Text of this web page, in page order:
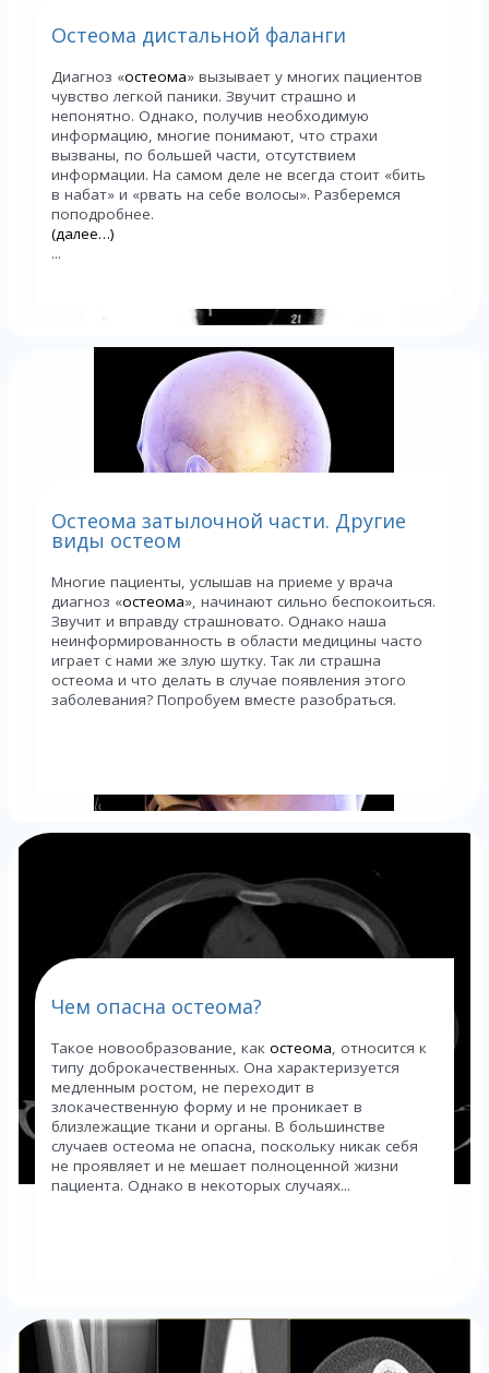
Остеома дистальной фаланги
Диагноз «остеома» вызывает у многих пациентов
чувство легкой паники. Звучит страшно и
непонятно. Однако, получив необходимую
информацию, многие понимают, что страхи
вызваны, по большей части, отсутствием
информации. На самом деле не всегда стоит «бить
в набат» и «рвать на себе волосы». Разберемся
поподробнее.
(далее…)
...
Остеома затылочной части. Другие
виды остеом
Многие пациенты, услышав на приеме у врача
диагноз «остеома», начинают сильно беспокоиться.
Звучит и вправду страшновато. Однако наша
неинформированность в области медицины часто
играет с нами же злую шутку. Так ли страшна
остеома и что делать в случае появления этого
заболевания? Попробуем вместе разобраться.
Чем опасна остеома?
Такое новообразование, как остеома, относится к
типу доброкачественных. Она характеризуется
медленным ростом, не переходит в
злокачественную форму и не проникает в
близлежащие ткани и органы. В большинстве
случаев остеома не опасна, поскольку никак себя
не проявляет и не мешает полноценной жизни
пациента. Однако в некоторых случаях...